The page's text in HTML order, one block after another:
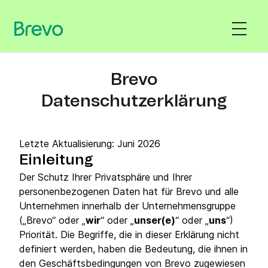
Brevo
Datenschutzerklärung
Letzte Aktualisierung: Juni 2026
Einleitung
Der Schutz Ihrer Privatsphäre und Ihrer
personenbezogenen Daten hat für Brevo und alle
Unternehmen innerhalb der Unternehmensgruppe
(„Brevo“ oder „wir“ oder „unser(e)“ oder „uns“)
Priorität. Die Begriffe, die in dieser Erklärung nicht
definiert werden, haben die Bedeutung, die ihnen in
den Geschäftsbedingungen von Brevo zugewiesen